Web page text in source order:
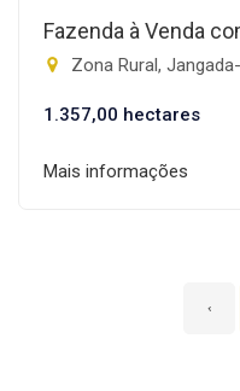
Fazenda à Venda
Zona Rural,
1.357,00 hectares
Mais informações
‹